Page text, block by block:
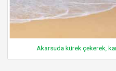
Akarsuda kürek çekerek,